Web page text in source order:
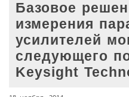
Базовое
измерения
усилителей
следующего
Keysight